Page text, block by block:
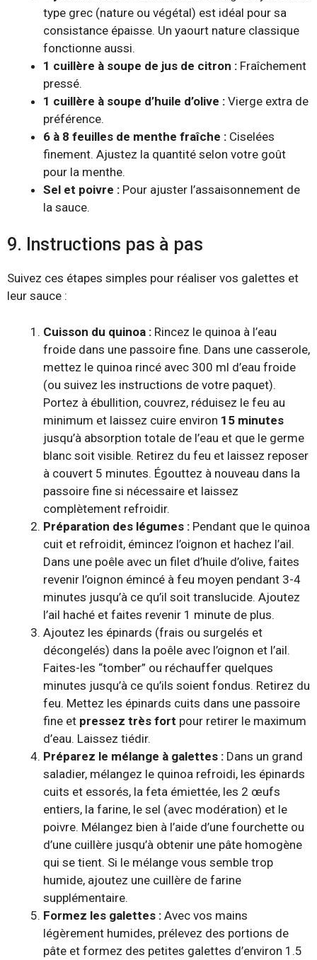
type grec (nature ou végétal) est idéal pour sa
consistance épaisse. Un yaourt nature classique
fonctionne aussi.
1 cuillère à soupe de jus de citron : Fraîchement
pressé.
1 cuillère à soupe d’huile d’olive : Vierge extra de
préférence.
6 à 8 feuilles de menthe fraîche : Ciselées
finement. Ajustez la quantité selon votre goût
pour la menthe.
Sel et poivre : Pour ajuster l’assaisonnement de
la sauce.
9. Instructions pas à pas
Suivez ces étapes simples pour réaliser vos galettes et
leur sauce :
Cuisson du quinoa : Rincez le quinoa à l’eau
froide dans une passoire fine. Dans une casserole,
mettez le quinoa rincé avec 300 ml d’eau froide
(ou suivez les instructions de votre paquet).
Portez à ébullition, couvrez, réduisez le feu au
minimum et laissez cuire environ 15 minutes
jusqu’à absorption totale de l’eau et que le germe
blanc soit visible. Retirez du feu et laissez reposer
à couvert 5 minutes. Égouttez à nouveau dans la
passoire fine si nécessaire et laissez
complètement refroidir.
Préparation des légumes : Pendant que le quinoa
cuit et refroidit, émincez l’oignon et hachez l’ail.
Dans une poêle avec un filet d’huile d’olive, faites
revenir l’oignon émincé à feu moyen pendant 3-4
minutes jusqu’à ce qu’il soit translucide. Ajoutez
l’ail haché et faites revenir 1 minute de plus.
Ajoutez les épinards (frais ou surgelés et
décongelés) dans la poêle avec l’oignon et l’ail.
Faites-les “tomber” ou réchauffer quelques
minutes jusqu’à ce qu’ils soient fondus. Retirez du
feu. Mettez les épinards cuits dans une passoire
fine et pressez très fort pour retirer le maximum
d’eau. Laissez tiédir.
Préparez le mélange à galettes : Dans un grand
saladier, mélangez le quinoa refroidi, les épinards
cuits et essorés, la feta émiettée, les 2 œufs
entiers, la farine, le sel (avec modération) et le
poivre. Mélangez bien à l’aide d’une fourchette ou
d’une cuillère jusqu’à obtenir une pâte homogène
qui se tient. Si le mélange vous semble trop
humide, ajoutez une cuillère de farine
supplémentaire.
Formez les galettes : Avec vos mains
légèrement humides, prélevez des portions de
pâte et formez des petites galettes d’environ 1.5